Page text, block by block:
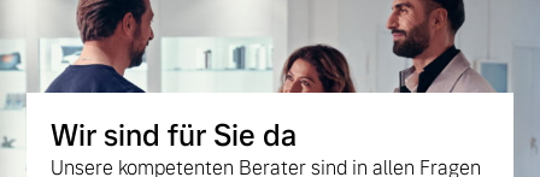
Wir sind für Sie da
Unsere kompetenten Berater sind in allen Fragen